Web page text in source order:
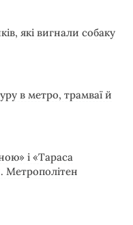
які вигнали собаку
в метро, трамваї й
і «Тараса
Метрополітен